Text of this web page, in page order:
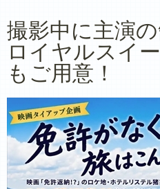
撮影中に主演
ロイヤルスイ
もご用意！